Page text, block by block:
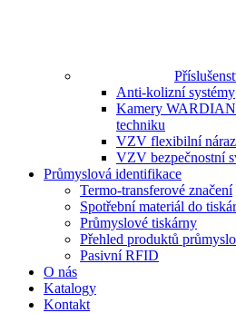
Anti-kolizní systémy
Kamery
techniku
VZV flexibilní
VZV bezpečnostní
Průmyslová identifikace
Termo-transferové značení
Spotřební materiál do
Průmyslové tiskárny
Přehled produktů
Pasivní RFID
O nás
Katalogy
Kontakt